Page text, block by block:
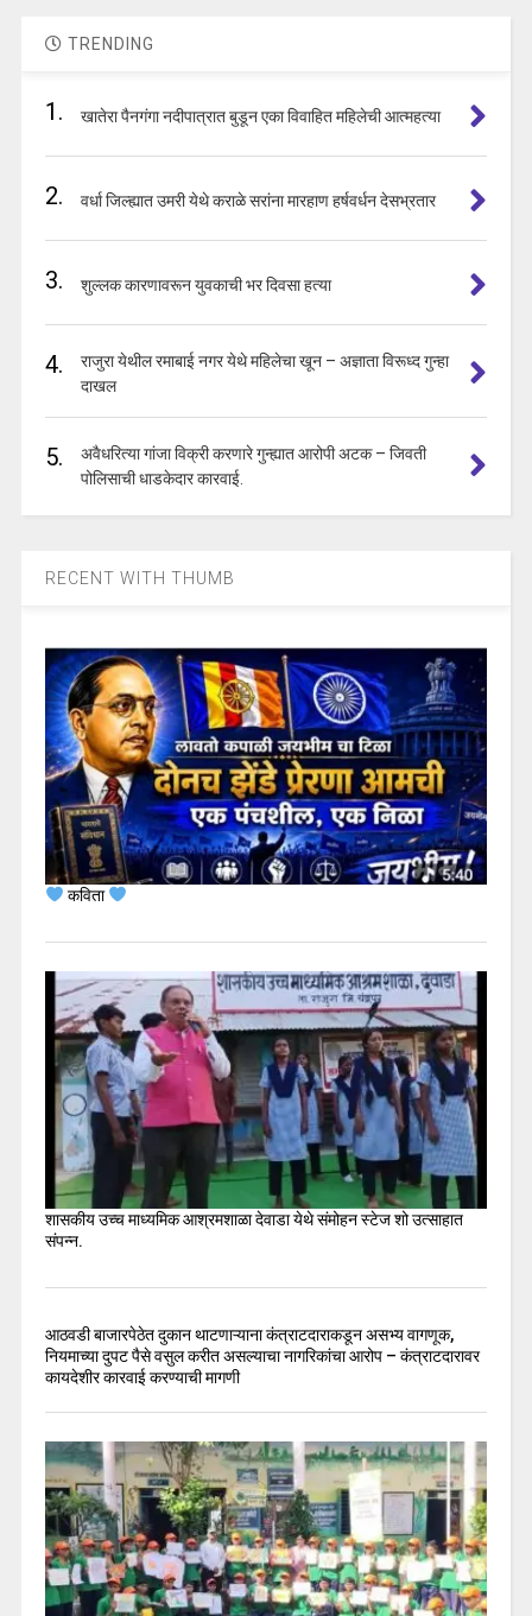
TRENDING
1. खातेरा पैनगंगा नदीपात्रात बुडून एका विवाहित महिलेची आत्महत्या
2. वर्धा जिल्ह्यात उमरी येथे कराळे सरांना मारहाण हर्षवर्धन देसभ्रतार
3. शुल्लक कारणावरून युवकाची भर दिवसा हत्या
4.
राजुरा येथील रमाबाई नगर येथे महिलेचा खून – अज्ञाता विरूध्द गुन्हा
दाखल
5.
अवैधरित्या गांजा विक्री करणारे गुन्ह्यात आरोपी अटक – जिवती
पोलिसाची धाडकेदार कारवाई.
RECENT WITH THUMB
कविता
शासकीय उच्च माध्यमिक आश्रमशाळा देवाडा येथे संमोहन स्टेज शो उत्साहात
संपन्न.
आठवडी बाजारपेठेत दुकान थाटणाऱ्याना कंत्राटदाराकडून असभ्य वागणूक,
नियमाच्या दुपट पैसे वसुल करीत असल्याचा नागरिकांचा आरोप – कंत्राटदारावर
कायदेशीर कारवाई करण्याची मागणी